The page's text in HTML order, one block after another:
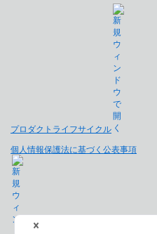
プロダクトライフサイクル
個人情報保護法に基づく公表事項